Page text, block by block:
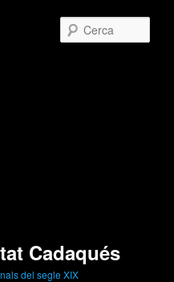
Cadaqués
del segle XIX